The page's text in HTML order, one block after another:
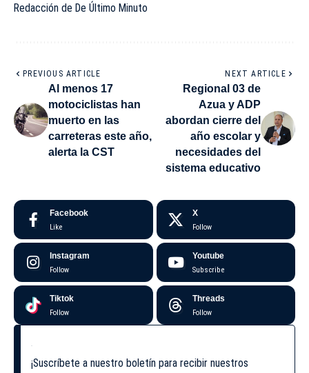
Redacción de De Último Minuto
PREVIOUS ARTICLE
Al menos 17
motociclistas han
muerto en las
carreteras este año,
alerta la CST
NEXT ARTICLE
Regional 03 de
Azua y ADP
abordan cierre del
año escolar y
necesidades del
sistema educativo
Facebook
Like
X
Follow
Instagram
Follow
Youtube
Subscribe
Tiktok
Follow
Threads
Follow
¡Suscríbete a nuestro boletín para recibir nuestros